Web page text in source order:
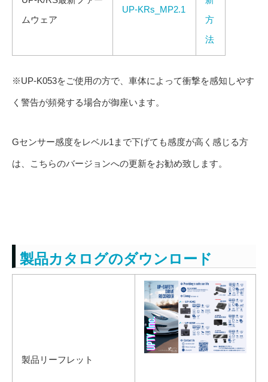
ムウェア
UP-KRs_MP2.1
方
法
※UP-K053をご使用の方で、車体によって衝撃を感知しやす
く警告が頻発する場合が御座います。
Gセンサー感度をレベル1まで下げても感度が高く感じる方
は、こちらのバージョンへの更新をお勧め致します。
製品カタログのダウンロード
製品リーフレット